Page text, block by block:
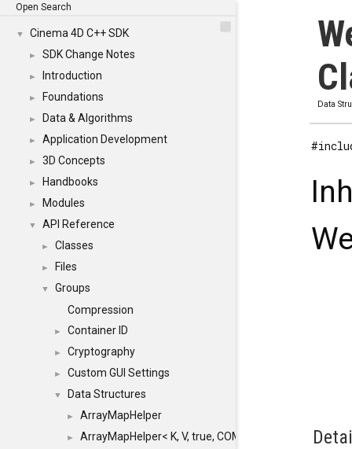
Open Search
▼ Cinema 4D C++ SDK
► SDK Change Notes
► Introduction
► Foundations
► Data & Algorithms
► Application Development
► 3D Concepts
► Handbooks
► Modules
▼ API Reference
► Classes
► Files
▼
Groups
Compression
► Container ID
► Cryptography
► Custom GUI Settings
▼ Data Structures
► ArrayMapHelper
► ArrayMapHelper< K, V, true, COMPARE, ARRAY >
Data